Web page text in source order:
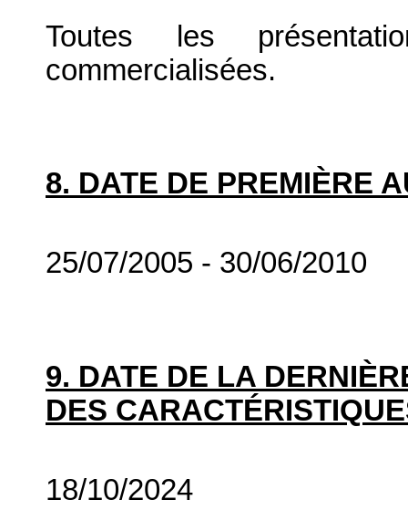
Toutes les
commercialisées.
8. DATE DE PREMIÈRE
25/07/2005 - 30/06/2010
9. DATE DE LA
DES
18/10/2024